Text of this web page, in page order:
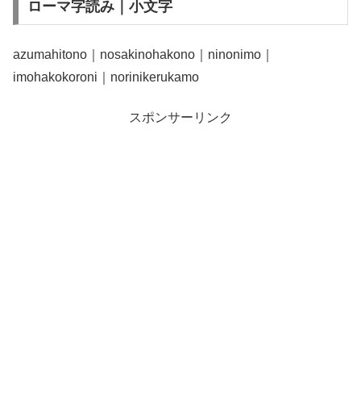
ローマ字読み｜小文字
azumahitono｜nosakinohakono｜ninonimo｜
imohakokoroni｜norinikerukamo
スポンサーリンク